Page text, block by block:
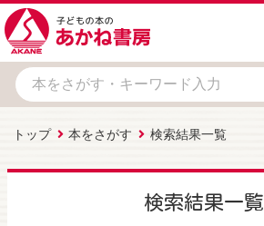
トップ 本をさがす 検索結果一覧
検索結果一覧